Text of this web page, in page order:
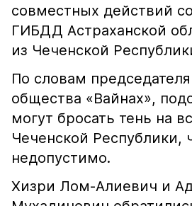
совместных действий
ГИБДД Астраханской
из Чеченской
По словам
общества «Вайнах»,
могут бросать тень на
Чеченской Республики,
недопустимо.
Хизри Лом-Алиевич и